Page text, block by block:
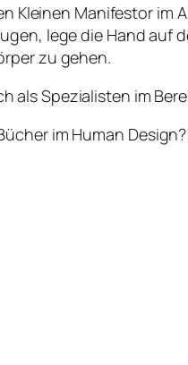
Kleinen Manifestor im
lege die Hand
zu gehen.
als Spezialisten im
im Human